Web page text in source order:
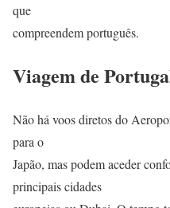
que
compreendem português.
Viagem de
Não há voos diretos do
para o
Japão, mas podem aceder
principais cidades